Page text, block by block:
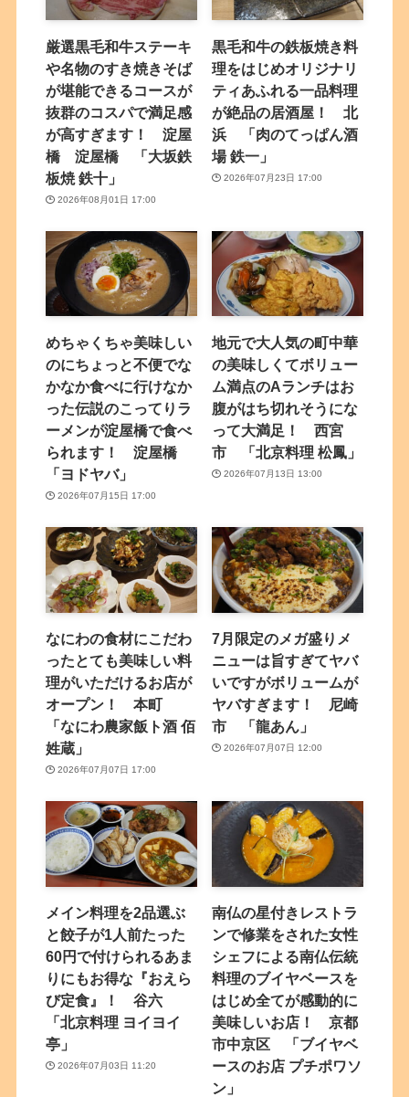
厳選黒毛和牛ステーキ
や名物のすき焼きそば
が堪能できるコースが
抜群のコスパで満足感
が高すぎます！ 淀屋
橋 淀屋橋 「大坂鉄
板焼 鉄十」
2026年08月01日 17:00
黒毛和牛の鉄板焼き料
理をはじめオリジナリ
ティあふれる一品料理
が絶品の居酒屋！ 北
浜 「肉のてっぱん酒
場 鉄一」
2026年07月23日 17:00
めちゃくちゃ美味しい
のにちょっと不便でな
かなか食べに行けなか
った伝説のこってりラ
ーメンが淀屋橋で食べ
られます！ 淀屋橋
「ヨドヤバ」
2026年07月15日 17:00
地元で大人気の町中華
の美味しくてボリュー
ム満点のAランチはお
腹がはち切れそうにな
って大満足！ 西宮
市 「北京料理 松鳳」
2026年07月13日 13:00
なにわの食材にこだわ
ったとても美味しい料
理がいただけるお店が
オープン！ 本町
「なにわ農家飯ト酒 佰
姓蔵」
2026年07月07日 17:00
7月限定のメガ盛りメ
ニューは旨すぎてヤバ
いですがボリュームが
ヤバすぎます！ 尼崎
市 「龍あん」
2026年07月07日 12:00
メイン料理を2品選ぶ
と餃子が1人前たった
60円で付けられるあま
りにもお得な『おえら
び定食』！ 谷六
「北京料理 ヨイヨイ
亭」
2026年07月03日 11:20
南仏の星付きレストラ
ンで修業をされた女性
シェフによる南仏伝統
料理のブイヤベースを
はじめ全てが感動的に
美味しいお店！ 京都
市中京区 「ブイヤベ
ースのお店 プチポワソ
ン」